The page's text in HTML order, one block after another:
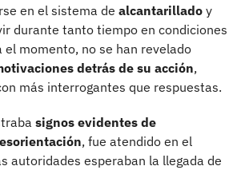
en el sistema de alcantarillado y
durante tanto tiempo en condiciones
el momento, no se han revelado
detrás de su acción,
más interrogantes que respuestas.
signos evidentes de
, fue atendido en el
autoridades esperaban la llegada de